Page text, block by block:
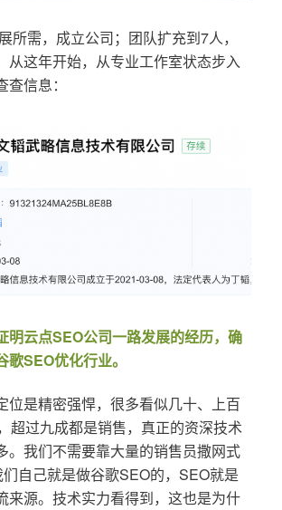
所需，成立公司；团队扩充到7人，
从这年开始，从专业工作室状态步入
信息：
明云点SEO公司一路发展的经历，确
歌SEO优化行业。
位是精密强悍，很多看似几十、上百
超过九成都是销售，真正的资深技术
。我们不需要靠大量的销售员撒网式
们自己就是做谷歌SEO的，SEO就是
来源。技术实力看得到，这也是为什